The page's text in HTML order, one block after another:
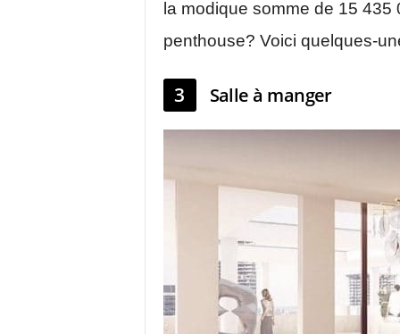
la modique somme de 15
penthouse? Voici quelques-
3 Salle à manger